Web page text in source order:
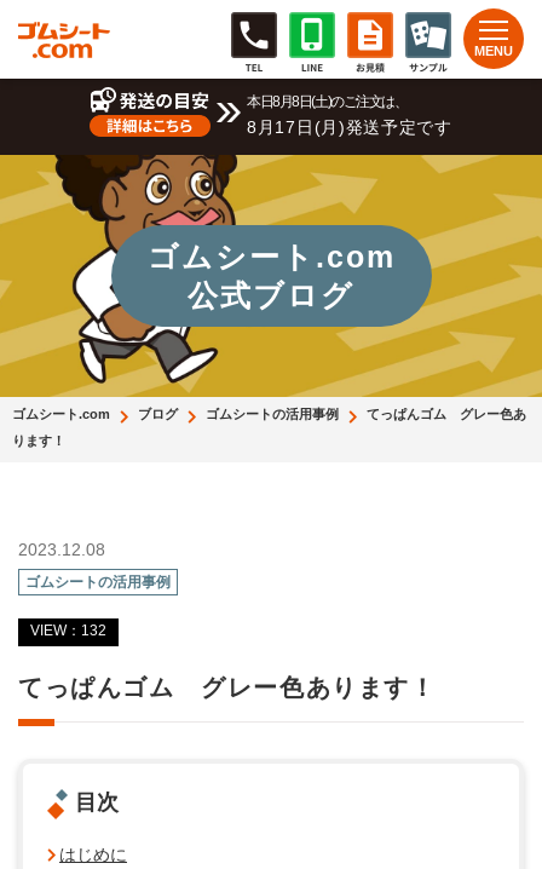
本日8月8日(土)のご注文は、
8月17日(月)発送予定です
ゴムシート.com
公式ブログ
ゴムシート.com ブログ ゴムシートの活用事例
てっぱんゴム グレー色あ
ります！
2023.12.08
ゴムシートの活用事例
VIEW：132
てっぱんゴム グレー色あります！
目次
はじめに